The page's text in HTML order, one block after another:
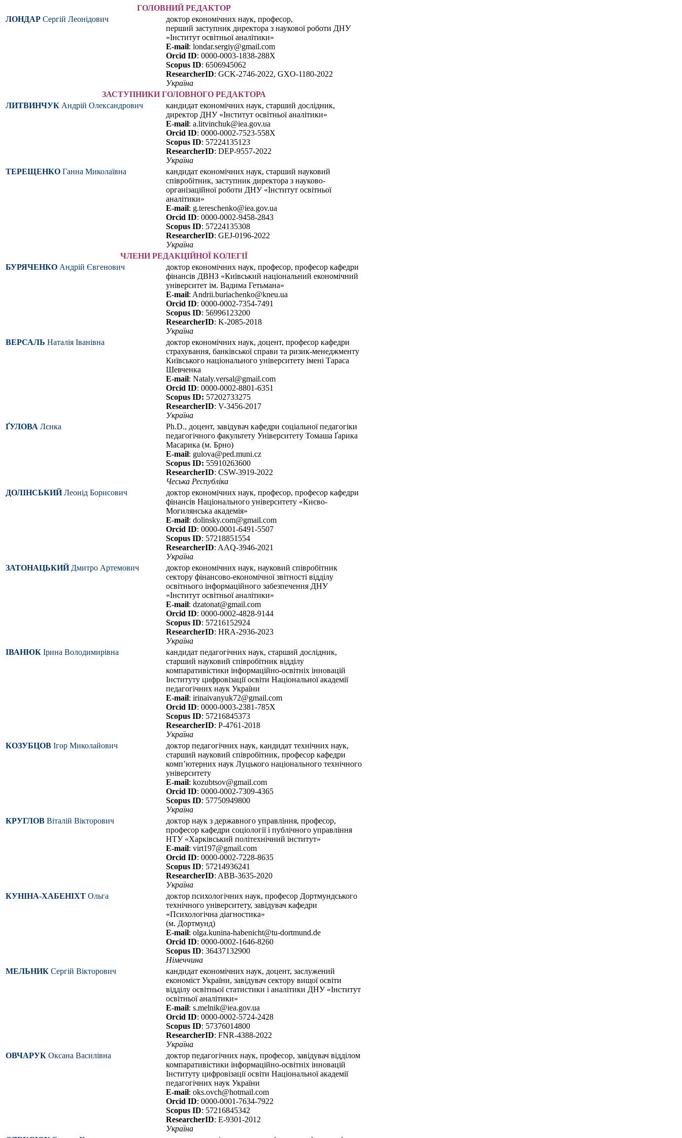
ГОЛОВНИЙ РЕДАКТОР
ЛОНДАР Сергій Леонідович
доктор економічних наук, професор,
перший заступник директора з наукової роботи ДНУ
«Інститут освітньої аналітики»
E-mail: londar.sergiy@gmail.com
Orcid ID: 0000-0003-1838-288X
Scopus ID: 6506945062
ResearcherID: GCK-2746-2022, GXO-1180-2022
Україна
ЗАСТУПНИКИ ГОЛОВНОГО РЕДАКТОРА
ЛИТВИНЧУК Андрій Олександрович
кандидат економічних наук, старший дослідник,
директор ДНУ «Інститут освітньої аналітики»
E-mail: a.litvinchuk@iea.gov.ua
Orcid ID: 0000-0002-7523-558X
Scopus ID: 57224135123
ResearcherID: DEP-9557-2022
Україна
ТЕРЕЩЕНКО Ганна Миколаївна
кандидат економічних наук, старший науковий
спів­робітник, заступник директора з науково-
організаційної роботи ДНУ «Інститут освітньої
аналітики»
E-mail: g.tereschenko@iea.gov.ua
Orcid ID: 0000-0002-9458-2843
Scopus ID: 57224135308
ResearcherID: GEJ-0196-2022
Україна
ЧЛЕНИ РЕДАКЦІЙНОЇ КОЛЕГІЇ
БУРЯЧЕНКО Андрій Євгенович
доктор економічних наук, професор, професор кафедри
фінансів ДВНЗ «Київський національний економічний
університет ім. Вадима Гетьмана»
E-mail: Andrii.buriachenko@kneu.ua
Orcid ID: 0000-0002-7354-7491
Scopus ID: 56996123200
ResearcherID: K-2085-2018
Україна
ВЕРСАЛЬ Наталія Іванівна
доктор економічних наук, доцент, професор кафедри
страхування, банківської справи та ризик-менеджменту
Київського національного університету імені Тараса
Шевченка
E-mail: Nataly.versal@gmail.com
Orcid ID: 0000-0002-8801-6351
Scopus ID: 57202733275
ResearcherID: V-3456-2017
Україна
ҐУЛОВА Лєнка
Ph.D., доцент, завідувач кафедри соціальної педагогіки
педагогічного факультету Університету Томаша Ґарика
Масарика (м. Брно)
E-mail: gulova@ped.muni.cz
Scopus ID: 55910263600
ResearcherID: CSW-3919-2022
Чеська Республіка
ДОЛІНСЬКИЙЛеонід Борисович
доктор економічних наук, професор, професор кафедри
фінансів Національного університету «Києво-
Могилянська академія»
E-mail: dolinsky.com@gmail.com
Orcid ID: 0000-0001-6491-5507
Scopus ID: 57218851554
ResearcherID: AAQ-3946-2021
Україна
ЗАТОНАЦЬКИЙ Дмитро Артемович
доктор економічних наук, науковий співробітник
сектору фінансово-економічної звітності відділу
освітнього інформаційного забезпечення ДНУ
«Інститут освітньої аналітики»
E-mail: dzatonat@gmail.com
Orcid ID: 0000-0002-4828-9144
Scopus ID: 57216152924
ResearcherID: HRA-2936-2023
Україна
ІВАНЮК Ірина Володимирівна
кандидат педагогічних наук, старший дослідник,
старший науковий співробітник відділу
компаративістики інформаційно-освітніх інновацій
Інституту цифровізації освіти Національної академії
педагогічних наук України
E-mail: irinaivanyuk72@gmail.com
Orcid ID: 0000-0003-2381-785X
Scopus ID: 57216845373
ResearcherID: P-4761-2018
Україна
КОЗУБЦОВ Ігор Миколайович
доктор педагогічних наук, кандидат технічних наук,
старший науковий співробітник, професор кафедри
комп’ютерних наук Луцького національного технічного
університету
E-mail: kozubtsov@gmail.com
Orcid ID: 0000-0002-7309-4365
Scopus ID: 57750949800
Україна
КРУГЛОВ Віталій Вікторович
доктор наук з державного управління, професор,
професор кафедри соціології і публічного управління
НТУ «Харківський політехнічний інститут»
E-mail: virt197@gmail.com
Orcid ID: 0000-0002-7228-8635
Scopus ID: 57214936241
ResearcherID: ABB-3635-2020
Україна
КУНІНА-ХАБЕНІХТ Ольга
доктор психологічних наук, професор Дортмундського
технічного університету, завідувач кафедри
«Психологічна діагностика»
(м. Дортмунд)
E-mail: olga.kunina-habenicht@tu-dortmund.de
Orcid ID: 0000-0002-1646-8260
Scopus ID: 36437132900
Німеччина
МЕЛЬНИК Сергій Вікторович
кандидат економічних наук, доцент, заслужений
економіст України, завідувач сектору вищої освіти
відділу освітньої статистики і аналітики ДНУ «Інститут
освітньої аналітики»
E-mail: s.melnik@iea.gov.ua
Orcid ID: 0000-0002-5724-2428
Scopus ID: 57376014800
ResearcherID: FNR-4388-2022
Україна
ОВЧАРУК Оксана Василівна
доктор педагогічних наук, професор, завідувач відділом
компаративістики інформаційно-освітніх інновацій
Інституту цифровізації освіти Національної академії
педагогічних наук України
E-mail: oks.ovch@hotmail.com
Orcid ID: 0000-0001-7634-7922
Scopus ID: 57216845342
ResearcherID: E-9301-2012
Україна